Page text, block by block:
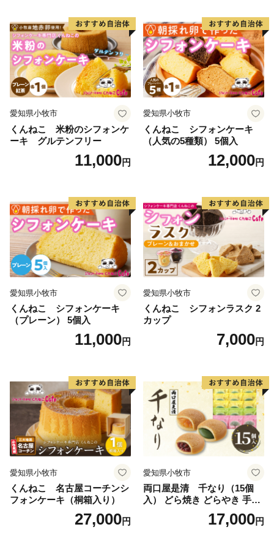
レーション ホールケーキ 日
時指定可
デコレーションケーキ ホー
ルケーキ 人形 かわいい こど
も
愛知県小牧市
くんねこ 米粉のシフォンケ
ーキ グルテンフリー
11,000円
愛知県小牧市
くんねこ シフォンケーキ
（人気の5種類） 5個入
12,000円
愛知県小牧市
くんねこ シフォンケーキ
（プレーン） 5個入
11,000円
愛知県小牧市
くんねこ シフォンラスク 2
カップ
7,000円
愛知県小牧市
くんねこ 名古屋コーチンシ
フォンケーキ（桐箱入り）
27,000円
愛知県小牧市
両口屋是清 千なり（15個
入） どら焼き どらやき 手土
産 お土産 土産 丹波大納言小
豆 抹茶 林檎 りんご 慶事 お
17,000円